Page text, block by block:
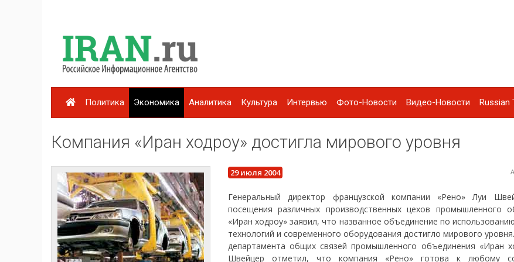
Политика Экономика Аналитика Культура Интервью Фото-Новости Видео-Новости Russian
Компания «Иран ходроу» достигла мирового уровня
29 июля 2004 A
Генеральный директор французской компании «Рено» Луи
посещения различных производственных цехов промышленного
«Иран ходроу» заявил, что названное объединение по
технологий и современного оборудования достигло мирового
департамента общих связей промышленного объединения «Иран
Швейцер отметил, что компания «Рено» готова к любому